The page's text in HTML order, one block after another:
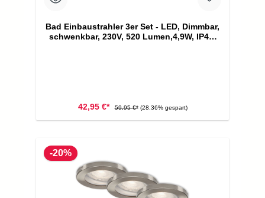
Bad Einbaustrahler 3er Set - LED, Dimmbar,
schwenkbar, 230V, 520 Lumen,4,9W, IP44,
42,95 €* 59,95 €* (28.36% gespart)
-20%